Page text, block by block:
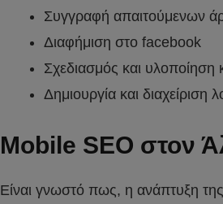
Συγγραφή απαιτούμενων
Διαφήμιση στο facebook
Σχεδιασμός και υλοποίηση
Δημιουργία και
Mobile SEO στον
Είναι γνωστό πως, η ανάπτυξη της